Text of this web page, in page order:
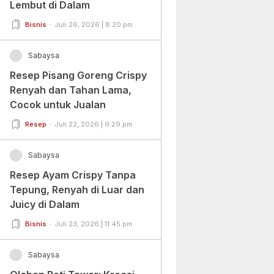
Lembut di Dalam
Bisnis Juli 26, 2026 | 8:20 pm
Sabaysa
Resep Pisang Goreng Crispy
Renyah dan Tahan Lama,
Cocok untuk Jualan
Resep Juli 22, 2026 | 9:29 pm
Sabaysa
Resep Ayam Crispy Tanpa
Tepung, Renyah di Luar dan
Juicy di Dalam
Bisnis Juli 23, 2026 | 11:45 pm
Sabaysa